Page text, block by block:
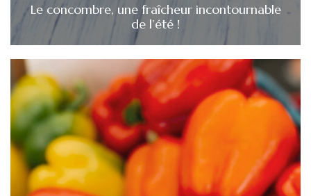
Le concombre, une fraîcheur incontournable
de l’été !